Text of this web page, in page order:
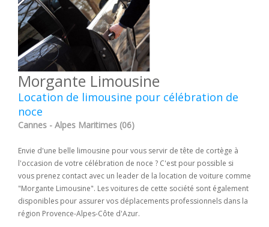
Morgante Limousine
Location de limousine pour célébration de
noce
Cannes - Alpes Maritimes (06)
Envie d'une belle limousine pour vous servir de tête de cortège à
l'occasion de votre célébration de noce ? C'est pour possible si
vous prenez contact avec un leader de la location de voiture comme
"Morgante Limousine". Les voitures de cette société sont également
disponibles pour assurer vos déplacements professionnels dans la
région Provence-Alpes-Côte d'Azur.